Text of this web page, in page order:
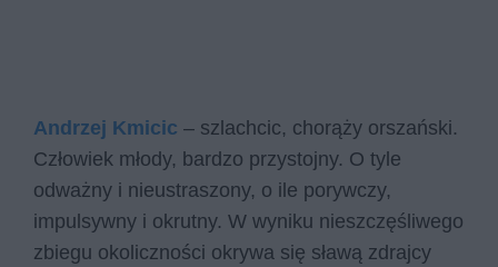
Andrzej Kmicic – szlachcic, chorąży orszański.
Człowiek młody, bardzo przystojny. O tyle
odważny i nieustraszony, o ile porywczy,
impulsywny i okrutny. W wyniku nieszczęśliwego
zbiegu okoliczności okrywa się sławą zdrajcy